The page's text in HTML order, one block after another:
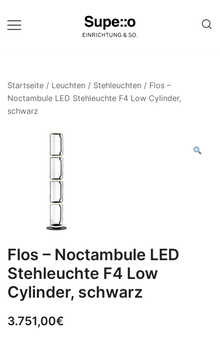
zum
Inhalt
einer Website
Startseite / Leuchten / Stehleuchten / Flos –
Noctambule LED Stehleuchte F4 Low Cylinder,
schwarz
Flos – Noctambule LED
Stehleuchte F4 Low
Cylinder, schwarz
3.751,00€